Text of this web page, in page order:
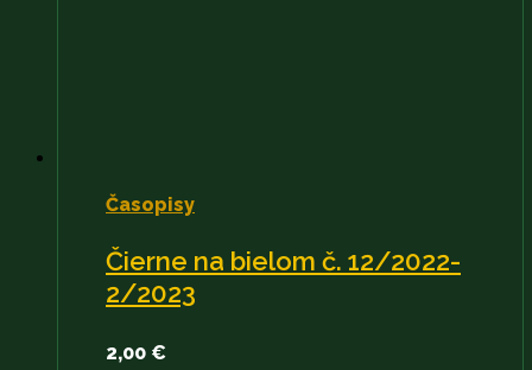
Časopisy
Čierne na bielom č. 12/2022-
2/2023
2,00 €